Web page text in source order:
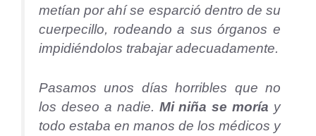
metían por ahí se esparció dentro de su
cuerpecillo, rodeando a sus órganos e
impidiéndolos trabajar adecuadamente.
Pasamos unos días horribles que no
los deseo a nadie. Mi niña se moría y
todo estaba en manos de los médicos y